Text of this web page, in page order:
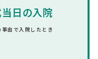
日の入院
由で入院したとき